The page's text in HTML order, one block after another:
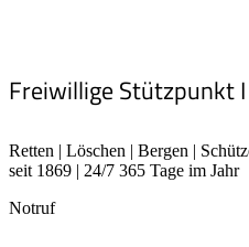
Freiwillige Stützpunkt
Retten | Löschen | Bergen |
seit 1869 | 24/7 365 Tage im Jahr
Notruf